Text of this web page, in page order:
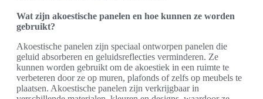
Wat zijn akoestische panelen en hoe kunnen ze worden
gebruikt?
Akoestische panelen zijn speciaal ontworpen panelen die
geluid absorberen en geluidsreflecties verminderen. Ze
kunnen worden gebruikt om de akoestiek in een ruimte te
verbeteren door ze op muren, plafonds of zelfs op meubels te
plaatsen. Akoestische panelen zijn verkrijgbaar in